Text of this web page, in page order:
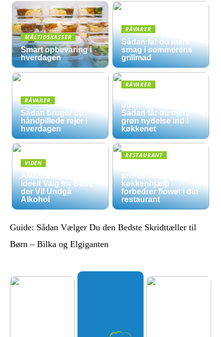
MÅLTIDSKASSER
Smart opbevaring i
hverdagen
RÅVARER
Sådan får du mere
smag i sommerens
grillmad
RÅVARER
Sådan bruger du
håndpillede rejer i
hverdagen
RÅVARER
uden luksuspriser:
Sådan får du mere
grøn nydelse ind i
køkkenet
VIDEN
Alkoholfri Vine: Et
Ideelt Valg for Dem,
der Vil Undgå
Alkohol
RESTAURANT
professionel
køkkenhjælp
forbedrer flowet i din
restaurant
Guide: Sådan Vælger Du den Bedste Skridttæller til
Børn – Bilka og Elgiganten